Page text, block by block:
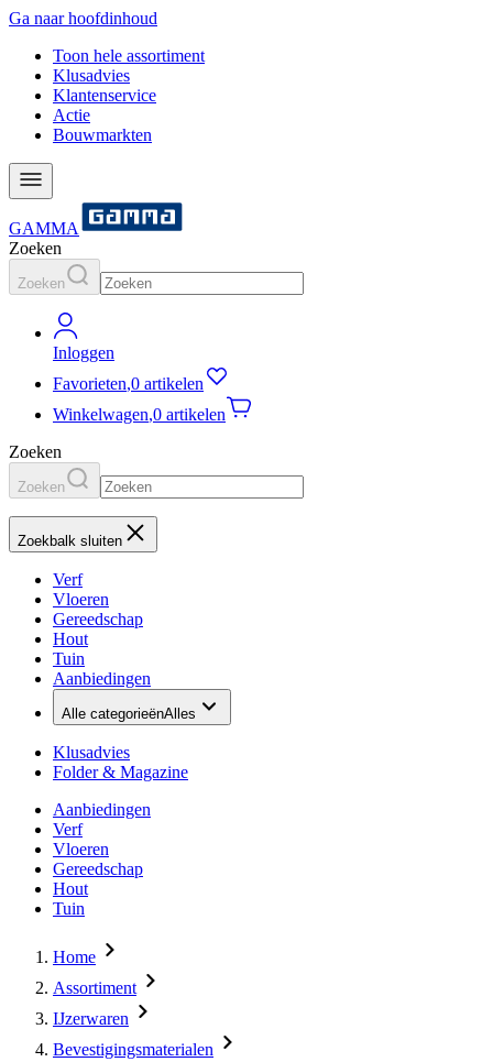
Ga naar hoofdinhoud
Toon hele assortiment
Klusadvies
Klantenservice
Actie
Bouwmarkten
GAMMA
Zoeken
Zoeken
Inloggen
Favorieten,0 artikelen
Winkelwagen,0 artikelen
Zoeken
Zoeken
Zoekbalk sluiten
Verf
Vloeren
Gereedschap
Hout
Tuin
Aanbiedingen
Alle categorieënAlles
Klusadvies
Folder & Magazine
Aanbiedingen
Verf
Vloeren
Gereedschap
Hout
Tuin
Home
Assortiment
IJzerwaren
Bevestigingsmaterialen